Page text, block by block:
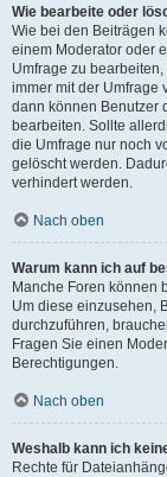
Wie bearbeite oder
Wie bei den Beiträgen
einem Moderator oder
Umfrage zu
immer mit der Umfrage
dann können Benutzer
bearbeiten. Sollte
die Umfrage nur noch
gelöscht werden.
verhindert werden.
Nach oben
Warum kann ich auf
Manche Foren können
Um diese einzusehen,
durchzuführen,
Fragen Sie einen
Berechtigungen.
Nach oben
Weshalb kann ich
Rechte für